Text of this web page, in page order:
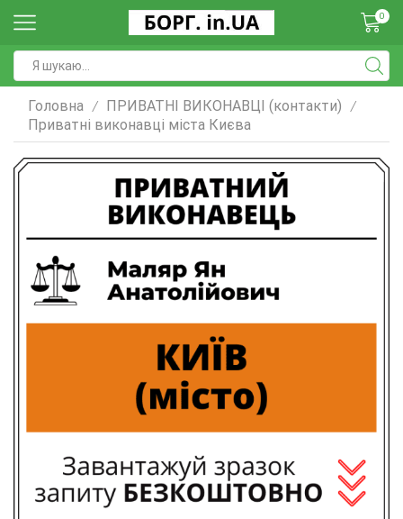
0
Головна / ПРИВАТНІ ВИКОНАВЦІ (контакти) /
Приватні виконавці міста Києва